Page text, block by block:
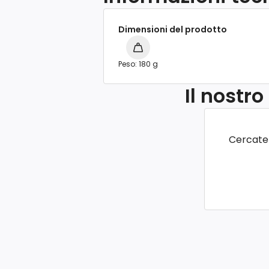
Dimensioni del prodotto
Peso: 180 g
Il